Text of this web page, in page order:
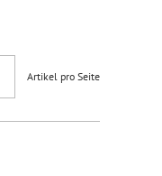
Artikel pro Seite